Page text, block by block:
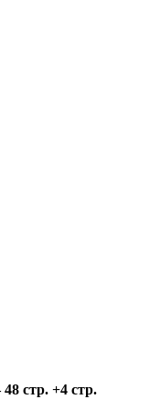
стр. +4 стр.